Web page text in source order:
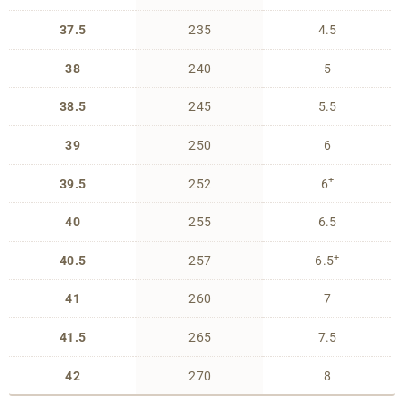
37.5
38
38.5
39
39.5
40
40.5
41
41.5
42
235
240
245
250
252
255
257
260
265
270
4.5
5
5.5
6
6+
6.5
6.5+
7
7.5
8